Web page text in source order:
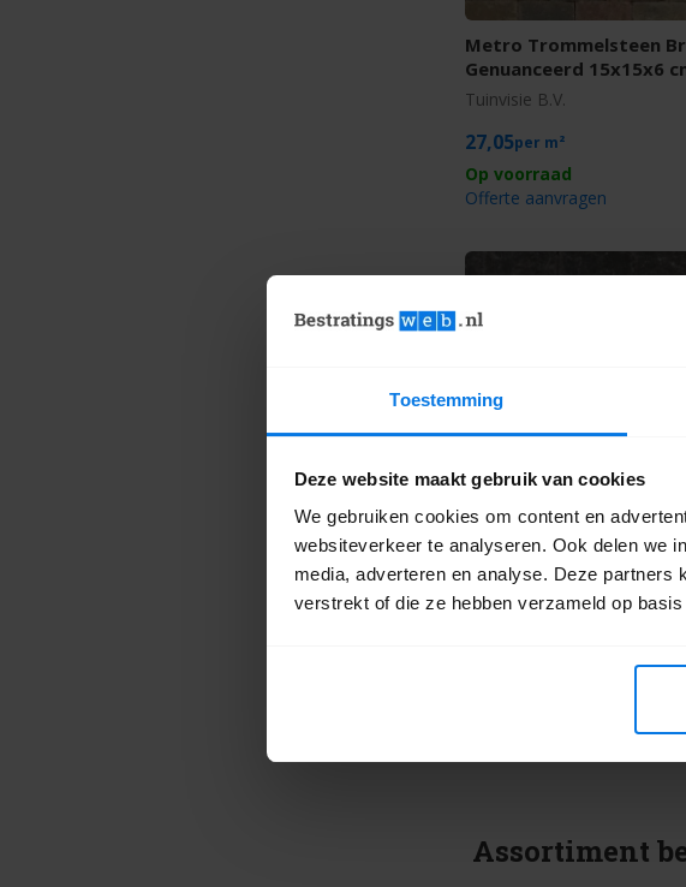
Toestemming
Deze website maakt gebruik van cookies
We gebruiken cookies om content en
websiteverkeer te analyseren. Ook delen we
media, adverteren en analyse. Deze partners
verstrekt of die ze hebben verzameld op
Metro Trommelsteen
Genuanceerd 15x15x6
Tuinvisie B.V.
27,05 m²
Offerte aanvragen
Metro Trommelsteen
15x20x6 cm
Tuinvisie B.V.
27,05 m²
Assortiment